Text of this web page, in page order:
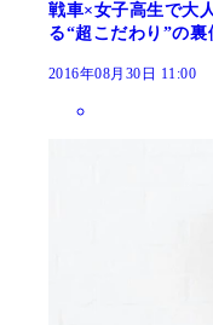
戦車×女子高生で大
る“超こだわり”の裏
2016年08月30日 11:00